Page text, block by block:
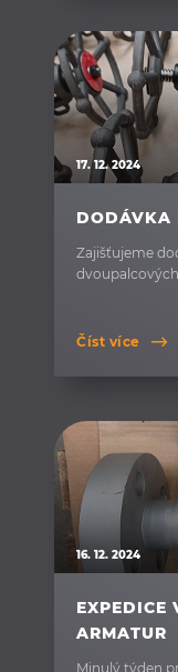
17. 12. 2024
DODÁVKA
Zajišťujeme
Číst více
16. 12. 2024
EXPEDICE
ARMATUR
Minulý týden